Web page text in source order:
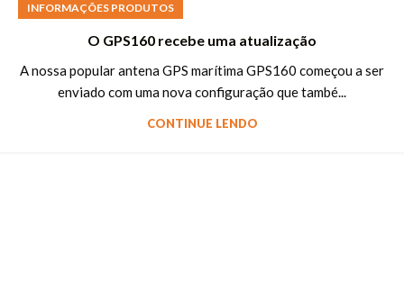
INFORMAÇÕES PRODUTOS
O GPS160 recebe uma atualização
A nossa popular antena GPS marítima GPS160 começou a ser
enviado com uma nova configuração que també...
CONTINUE LENDO